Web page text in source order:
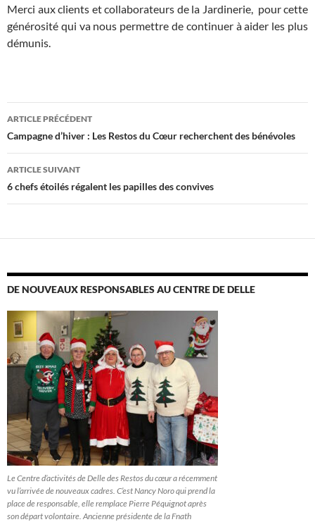
Merci aux clients et collaborateurs de la Jardinerie, pour cette
générosité qui va nous permettre de continuer à aider les plus
démunis.
Navigation
des
articles
ARTICLE PRÉCÉDENT
Campagne d’hiver : Les Restos du Cœur recherchent des bénévoles
ARTICLE SUIVANT
6 chefs étoilés régalent les papilles des convives
DE NOUVEAUX RESPONSABLES AU CENTRE DE DELLE
Le Centre d’activités de Delle des Restos du cœur a récemment
vu l’arrivée de nouveaux cadres. C’est Nancy Noro qui prend la
place de responsable, elle remplace Pierre Péquignot après
son départ volontaire. Ancienne présidente de la Fnath